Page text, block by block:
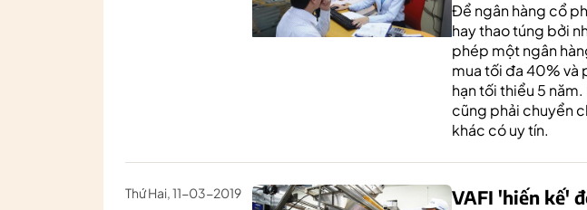
Để ngân hàng cổ
hay thao túng bởi
phép một ngân
mua tối đa 40% và
hạn tối thiểu 5
cũng phải chuyển
khác có uy tín.
Thứ Hai, 11-03-2019
VAFI 'hiến kế'